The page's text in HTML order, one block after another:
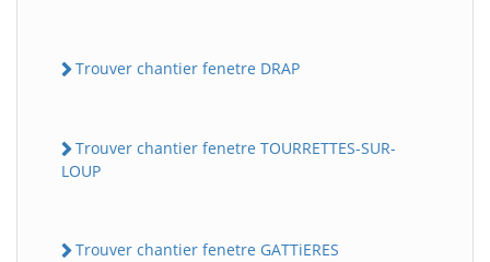
Trouver chantier fenetre DRAP
Trouver chantier fenetre TOURRETTES-SUR-
LOUP
Trouver chantier fenetre GATTiERES